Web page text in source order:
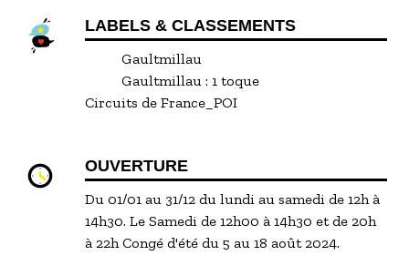
LABELS & CLASSEMENTS
Gaultmillau
Gaultmillau : 1 toque
Circuits de France_POI
OUVERTURE
Du 01/01 au 31/12 du lundi au samedi de 12h à
14h30. Le Samedi de 12h00 à 14h30 et de 20h
à 22h Congé d'été du 5 au 18 août 2024.